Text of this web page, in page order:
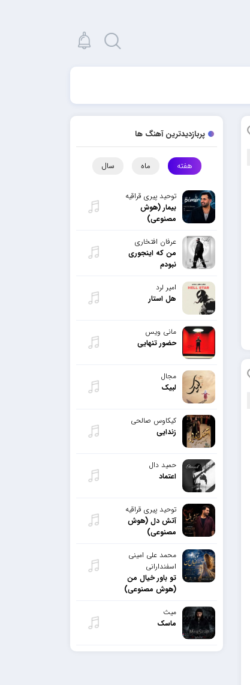
پربازدیدترین آهنگ ها
هفته ماه سال
توحید پیری قراقیه
بیمار (هوش
مصنوعی)
عرفان افتخاری
من که اینجوری
نبودم
امیر لرد
هل استار
مانی ویس
حضور تنهایی
مجال
لبیک
کیکاوس صالحی
زندایی
حمید دال
اعتماد
توحید پیری قراقیه
آتش دل (هوش
مصنوعی)
محمد علی امینی
اسفندارانی
تو باور خیال من
(هوش مصنوعی)
میث
ماسک